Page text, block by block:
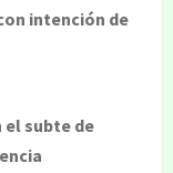
intención de
el subte de